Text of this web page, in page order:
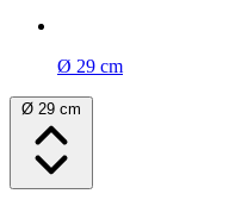
Ø 29 cm
Ø 29 cm